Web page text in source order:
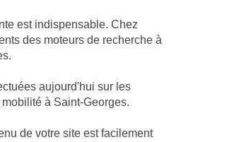
est indispensable. Chez
des moteurs de recherche à
aujourd'hui sur les
à Saint-Georges.
de votre site est facilement